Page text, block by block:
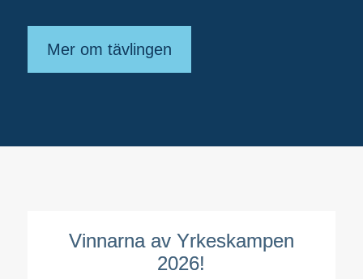
Mer om tävlingen
Vinnarna av Yrkeskampen
2026!